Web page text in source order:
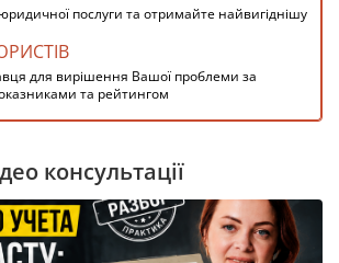
послуги та отримайте найвигіднішу
для вирішення Вашої проблеми за
та рейтингом
консультації